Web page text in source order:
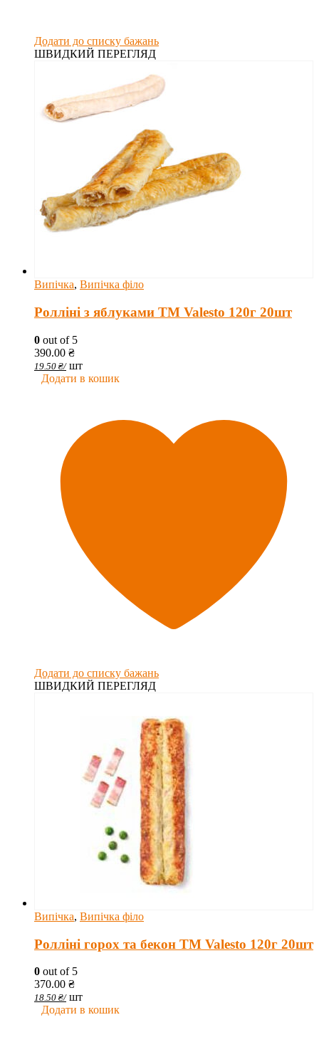
Додати до списку бажань
ШВИДКИЙ ПЕРЕГЛЯД
Випічка, Випічка філо
Ролліні з яблуками TM Valesto 120г 20шт
0 out of 5
390.00 ₴
19.50 ₴/ шт
Додати в кошик
Додати до списку бажань
ШВИДКИЙ ПЕРЕГЛЯД
Випічка, Випічка філо
Ролліні горох та бекон TM Valesto 120г 20шт
0 out of 5
370.00 ₴
18.50 ₴/ шт
Додати в кошик